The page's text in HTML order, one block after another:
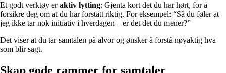
Et godt verktøy eraktiv lytting: Gjenta kort det du har hørt, for å
forsikre deg om at du har forstått riktig. For eksempel: “Så du føler at
jeg ikke tar nok initiativ i hverdagen – er det det du mener?”
Det viser at du tar samtalen på alvor og ønsker å forstå nøyaktig hva
som blir sagt.